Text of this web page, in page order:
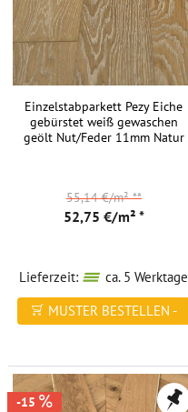
Einzelstabparkett Pezy Eiche
gebürstet weiß gewaschen
geölt Nut/Feder 11mm Natur
52,75 €/m² *
55,14 €/m²**
Lieferzeit:
ca. 5 Werktage
MUSTER BESTELLEN -
-15